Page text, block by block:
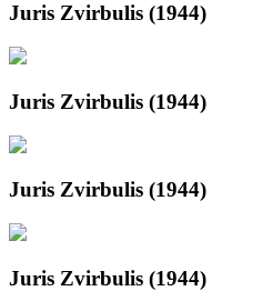
Juris Zvirbulis (1944)
Juris Zvirbulis (1944)
Juris Zvirbulis (1944)
Juris Zvirbulis (1944)